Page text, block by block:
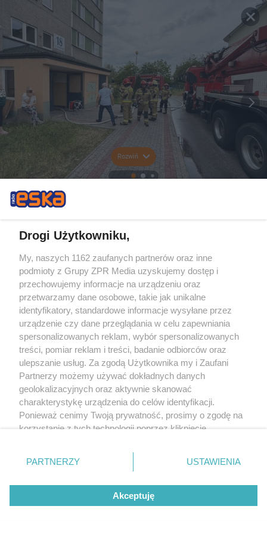
Rozwiń
Drogi Użytkowniku,
My, naszych 1162 zaufanych partnerów oraz inne
podmioty z Grupy ZPR Media uzyskujemy dostęp i
przechowujemy informacje na urządzeniu oraz
przetwarzamy dane osobowe, takie jak unikalne
identyfikatory, standardowe informacje wysyłane przez
urządzenie czy dane przeglądania w celu zapewniania
spersonalizowanych reklam, wybór spersonalizowanych
treści, pomiar reklam i treści, badanie odbiorców oraz
ulepszanie usług. Za zgodą Użytkownika my i Zaufani
Partnerzy możemy używać dokładnych danych
geolokalizacyjnych oraz aktywnie skanować
charakterystykę urządzenia do celów identyfikacji.
Ponieważ cenimy Twoją prywatność, prosimy o zgodę na
korzystanie z tych technologii poprzez kliknięcie
zmienić/wycofać klikając przycisk ustawień prywatności
znajdujący się w lewym dolnym rogu strony
rodzaje przetwarzania danych nie wymagają zgody
użytkownika, ale masz prawo sprzeciwić się takiemu
przetwarzaniu. Preferencje będą miały zastosowanie tylko
PARTNERZY USTAWIENIA
Akceptuję